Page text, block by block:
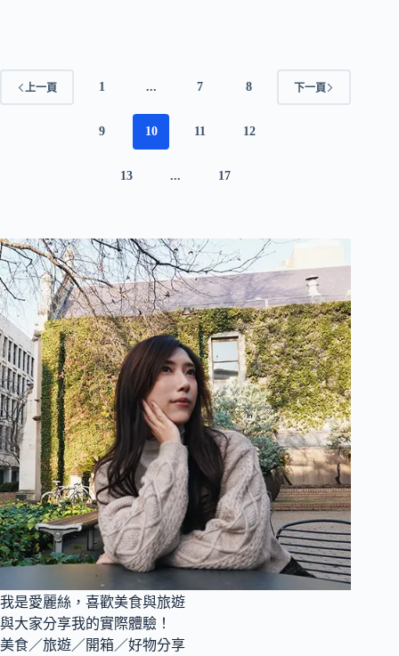
單
上一頁 1 ... 7 8
9 10 11 12
13 ... 17
下一頁
我是愛麗絲，喜歡美食與旅遊
與大家分享我的實際體驗！
美食／旅遊／開箱／好物分享